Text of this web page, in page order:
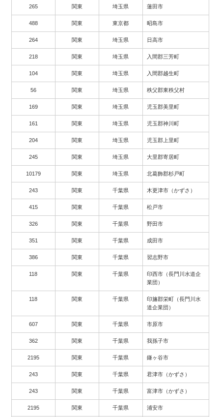
265 関東 埼玉県 蓮田市
488 関東 東京都 昭島市
264 関東 埼玉県 日高市
218 関東 埼玉県 入間郡三芳町
104 関東 埼玉県 入間郡越生町
56 関東 埼玉県 秩父郡東秩父村
169 関東 埼玉県 児玉郡美里町
161 関東 埼玉県 児玉郡神川町
204 関東 埼玉県 児玉郡上里町
245 関東 埼玉県 大里郡寄居町
10179 関東 埼玉県 北葛飾郡杉戸町
243 関東 千葉県 木更津市（かずさ）
415 関東 千葉県 松戸市
326 関東 千葉県 野田市
351 関東 千葉県 成田市
386 関東 千葉県 習志野市
118 関東 千葉県
印西市（長門川水道企
業団）
118 関東 千葉県
印旛郡栄町（長門川水
道企業団）
607 関東 千葉県 市原市
362 関東 千葉県 我孫子市
2195 関東 千葉県 鎌ヶ谷市
243 関東 千葉県 君津市（かずさ）
243 関東 千葉県 富津市（かずさ）
2195 関東 千葉県 浦安市